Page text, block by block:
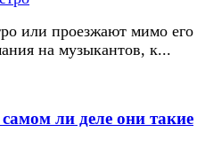
или проезжают мимо его
на музыкантов, к...
ли деле они такие